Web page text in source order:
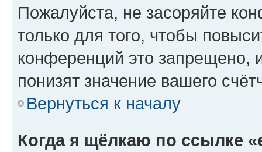
Пожалуйста, не засоряйте
только для того, чтобы
конференций это запрещено,
понизят значение вашего
Вернуться к началу
Когда я щёлкаю по ссылке